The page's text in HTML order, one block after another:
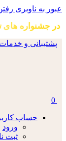
عبور به ناوبری
در جشنواره های
پشتیبانی و
0
حساب
ورود
ثبت